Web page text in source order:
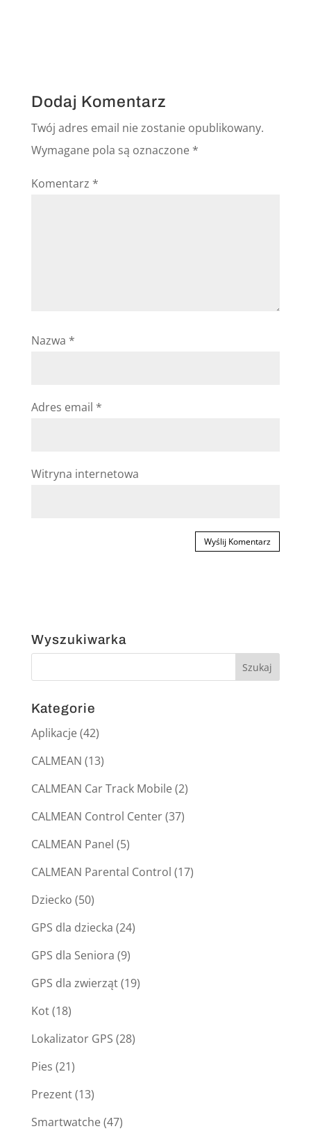
Dodaj Komentarz
Twój adres email nie zostanie opublikowany.
Wymagane pola są oznaczone *
Komentarz *
Nazwa *
Adres email *
Witryna internetowa
Wyszukiwarka
Kategorie
Aplikacje(42)
CALMEAN (13)
CALMEAN Car Track Mobile(2)
CALMEAN Control Center(37)
CALMEAN Panel (5)
CALMEAN Parental Control (17)
Dziecko (50)
GPS dla dziecka (24)
GPS dla Seniora (9)
GPS dla zwierząt(19)
Kot(18)
Lokalizator GPS (28)
Pies (21)
Prezent(13)
Smartwatche(47)